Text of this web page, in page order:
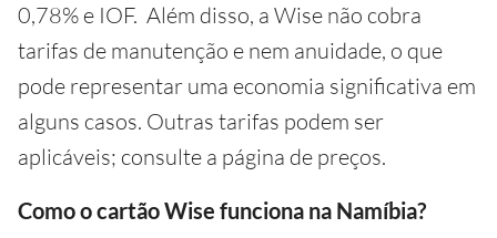
0,78% e IOF. Além disso, a Wise não cobra
tarifas de manutenção e nem anuidade, o que
pode representar uma economia significativa em
alguns casos. Outras tarifas podem ser
aplicáveis; consulte a página de preços.
Como o cartão Wise funciona na Namíbia?